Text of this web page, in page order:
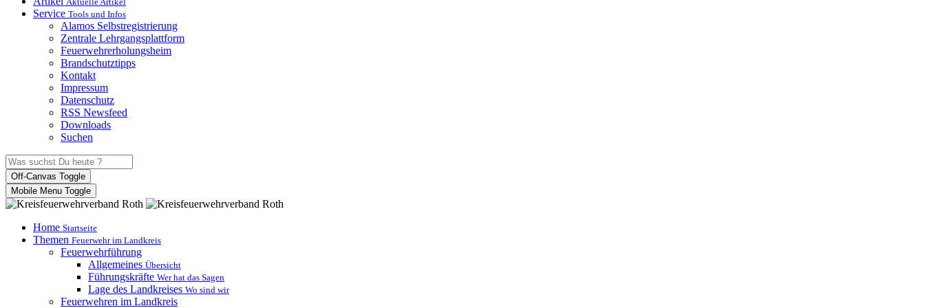
Service Tools und Infos
Alamos Selbstregistrierung
Zentrale Lehrgangsplattform
Feuerwehrerholungsheim
Brandschutztipps
Kontakt
Impressum
Datenschutz
RSS Newsfeed
Downloads
Suchen
Off-Canvas Toggle
Mobile Menu Toggle
Home Startseite
Themen Feuerwehr im Landkreis
Feuerwehrführung
Allgemeines Übersicht
Führungskräfte Wer hat das Sagen
Lage des Landkreises Wo sind wir
Feuerwehren im Landkreis